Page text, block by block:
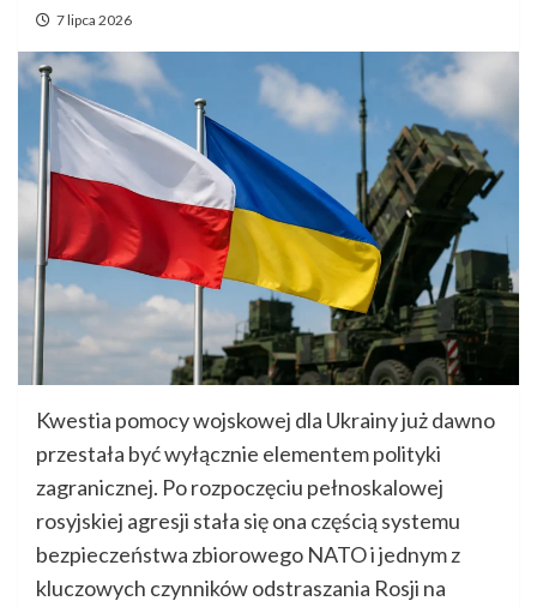
7 lipca 2026
Kwestia pomocy wojskowej dla Ukrainy już dawno
przestała być wyłącznie elementem polityki
zagranicznej. Po rozpoczęciu pełnoskalowej
rosyjskiej agresji stała się ona częścią systemu
bezpieczeństwa zbiorowego NATO i jednym z
kluczowych czynników odstraszania Rosji na